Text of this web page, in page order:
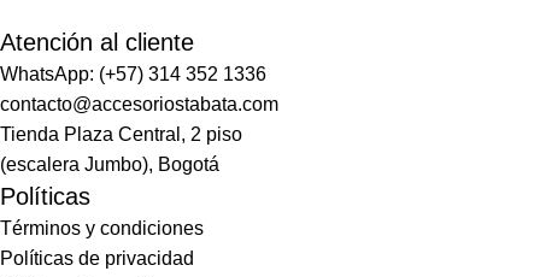
Atención al cliente
WhatsApp: (+57) 314 352 1336
contacto@accesoriostabata.com
Tienda Plaza Central, 2 piso
(escalera Jumbo), Bogotá
Políticas
Términos y condiciones
Políticas de privacidad